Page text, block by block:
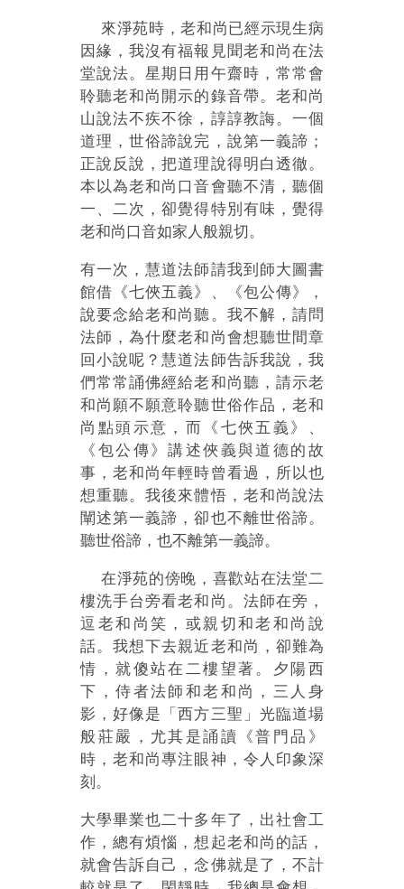
來淨苑時，老和尚已經示現生病
因緣，我沒有福報見聞老和尚在法
堂說法。星期日用午齋時，常常會
聆聽老和尚開示的錄音帶。老和尚
山說法不疾不徐，諄諄教誨。一個
道理，世俗諦說完，說第一義諦；
正說反說，把道理說得明白透徹。
本以為老和尚口音會聽不清，聽個
一、二次，卻覺得特別有味，覺得
老和尚口音如家人般親切。
有一次，慧道法師請我到師大圖書
館借《七俠五義》、《包公傳》，
說要念給老和尚聽。我不解，請問
法師，為什麼老和尚會想聽世間章
回小說呢？慧道法師告訴我說，我
們常常誦佛經給老和尚聽，請示老
和尚願不願意聆聽世俗作品，老和
尚點頭示意，而《七俠五義》、
《包公傳》講述俠義與道德的故
事，老和尚年輕時曾看過，所以也
想重聽。我後來體悟，老和尚說法
闡述第一義諦，卻也不離世俗諦。
聽世俗諦，也不離第一義諦。
在淨苑的傍晚，喜歡站在法堂二
樓洗手台旁看老和尚。法師在旁，
逗老和尚笑，或親切和老和尚說
話。我想下去親近老和尚，卻難為
情，就傻站在二樓望著。夕陽西
下，侍者法師和老和尚，三人身
影，好像是「西方三聖」光臨道場
般莊嚴，尤其是誦讀《普門品》
時，老和尚專注眼神，令人印象深
刻。
大學畢業也二十多年了，出社會工
作，總有煩惱，想起老和尚的話，
就會告訴自己，念佛就是了，不計